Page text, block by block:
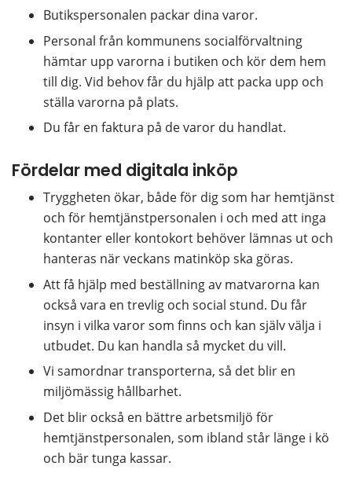
Butikspersonalen packar dina varor.
Personal från kommunens socialförvaltning
hämtar upp varorna i butiken och kör dem hem
till dig. Vid behov får du hjälp att packa upp och
ställa varorna på plats.
Du får en faktura på de varor du handlat.
Fördelar med digitala inköp
Tryggheten ökar, både för dig som har hemtjänst
och för hemtjänstpersonalen i och med att inga
kontanter eller kontokort behöver lämnas ut och
hanteras när veckans matinköp ska göras.
Att få hjälp med beställning av matvarorna kan
också vara en trevlig och social stund. Du får
insyn i vilka varor som finns och kan själv välja i
utbudet. Du kan handla så mycket du vill.
Vi samordnar transporterna, så det blir en
miljömässig hållbarhet.
Det blir också en bättre arbetsmiljö för
hemtjänstpersonalen, som ibland står länge i kö
och bär tunga kassar.